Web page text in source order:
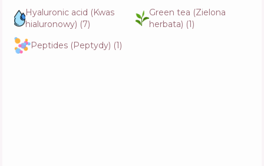
Skład
Aktywne
Funkcje
Hyaluronic acid (Kwas
hialuronowy) (7)
Green tea (Zielona
herbata) (1)
Peptides (Peptydy) (1)